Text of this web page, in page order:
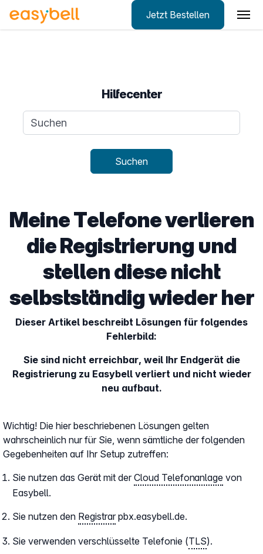
Jetzt Bestellen
Hilfecenter
Suchanfrage
Suchen
Meine Telefone verlieren
die Registrierung und
stellen diese nicht
selbstständig wieder her
Dieser Artikel beschreibt Lösungen für folgendes
Fehlerbild:
Sie sind nicht erreichbar, weil Ihr Endgerät die
Registrierung zu Easybell verliert und nicht wieder
neu aufbaut.
Wichtig! Die hier beschriebenen Lösungen gelten
wahrscheinlich nur für Sie, wenn sämtliche der folgenden
Gegebenheiten auf Ihr Setup zutreffen:
Sie nutzen das Gerät mit der Cloud Telefonanlage von
Easybell.
Sie nutzen den Registrar pbx.easybell.de.
Sie verwenden verschlüsselte Telefonie (TLS).